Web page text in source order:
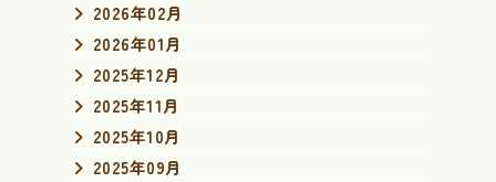
2026年02月
2026年01月
2025年12月
2025年11月
2025年10月
2025年09月